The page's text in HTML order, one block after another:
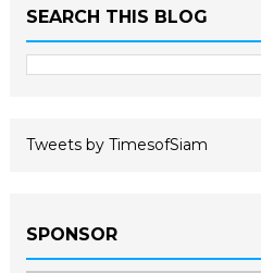
SEARCH THIS BLOG
Tweets by TimesofSiam
SPONSOR